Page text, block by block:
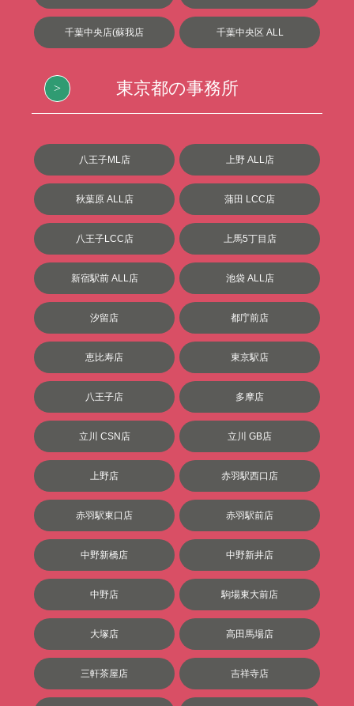
千葉中央店(蘇我店 千葉中央区 ALL
東京都の事務所
八王子ML店 上野 ALL店
秋葉原 ALL店 蒲田 LCC店
八王子LCC店 上馬5丁目店
新宿駅前 ALL店 池袋 ALL店
汐留店 都庁前店
恵比寿店 東京駅店
八王子店 多摩店
立川 CSN店 立川 GB店
上野店 赤羽駅西口店
赤羽駅東口店 赤羽駅前店
中野新橋店 中野新井店
中野店 駒場東大前店
大塚店 高田馬場店
三軒茶屋店 吉祥寺店